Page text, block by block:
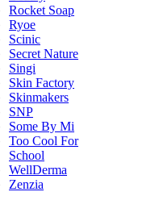
Rocket Soap
Ryoe
Scinic
Secret Nature
Singi
Skin Factory
Skinmakers
SNP
Some By Mi
Too Cool For
School
WellDerma
Zenzia